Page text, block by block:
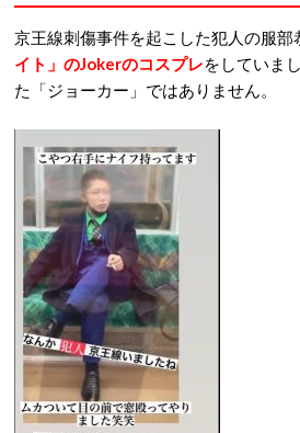
京王線刺傷事件を起こした犯人の服部
イト」のJokerのコスプレをしていま
た「ジョーカー」ではありません。